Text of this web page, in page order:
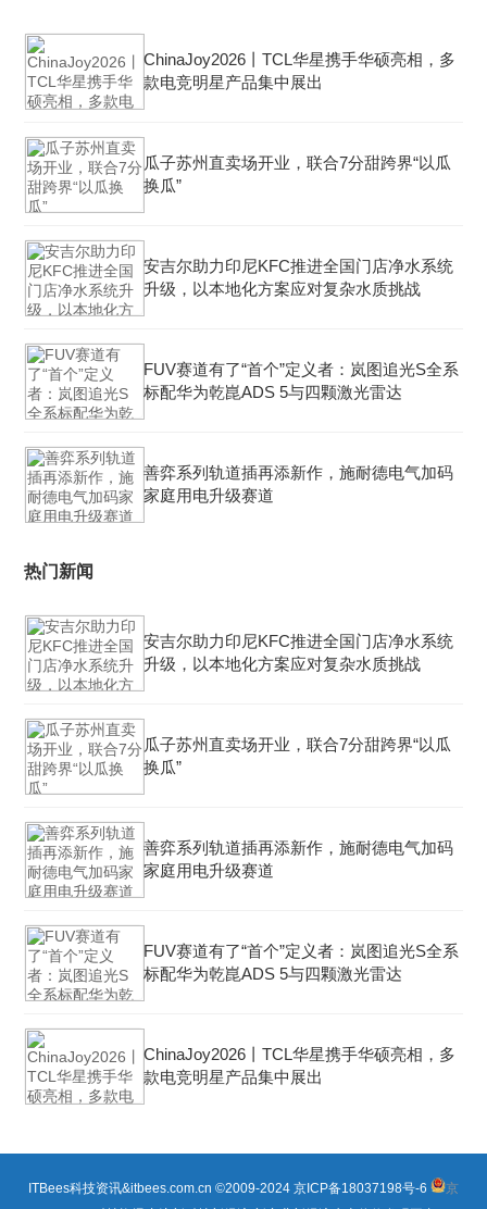
ChinaJoy2026丨TCL华星携手华硕亮相，多
款电竞明星产品集中展出
瓜子苏州直卖场开业，联合7分甜跨界“以瓜
换瓜”
安吉尔助力印尼KFC推进全国门店净水系统
升级，以本地化方案应对复杂水质挑战
FUV赛道有了“首个”定义者：岚图追光S全系
标配华为乾崑ADS 5与四颗激光雷达
善弈系列轨道插再添新作，施耐德电气加码
家庭用电升级赛道
热门新闻
安吉尔助力印尼KFC推进全国门店净水系统
升级，以本地化方案应对复杂水质挑战
瓜子苏州直卖场开业，联合7分甜跨界“以瓜
换瓜”
善弈系列轨道插再添新作，施耐德电气加码
家庭用电升级赛道
FUV赛道有了“首个”定义者：岚图追光S全系
标配华为乾崑ADS 5与四颗激光雷达
ChinaJoy2026丨TCL华星携手华硕亮相，多
款电竞明星产品集中展出
ITBees科技资讯&itbees.com.cn ©2009-2024 京ICP备18037198号-6
京